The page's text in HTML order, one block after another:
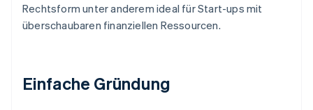
Rechtsform unter anderem ideal für Start-ups mit
überschaubaren finanziellen Ressourcen.
Einfache Gründung